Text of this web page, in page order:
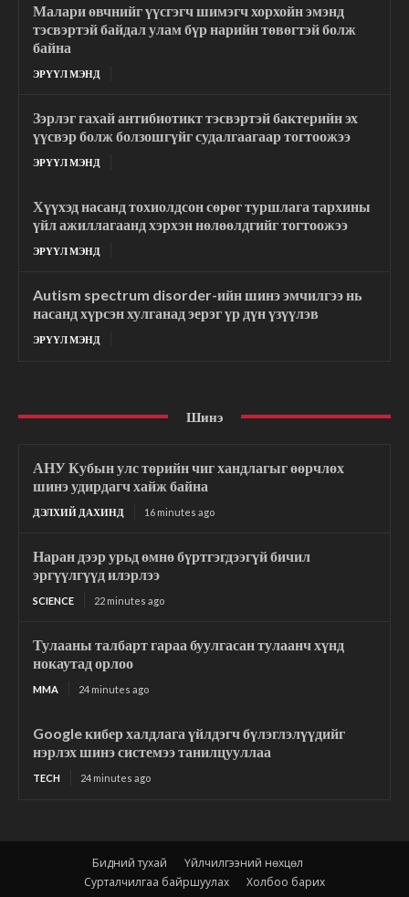
Малари өвчнийг үүсгэгч шимэгч хорхойн эмэнд
тэсвэртэй байдал улам бүр нарийн төвөгтэй болж
байна
ЭРҮҮЛ МЭНД
Зэрлэг гахай антибиотикт тэсвэртэй бактерийн эх
үүсвэр болж болзошгүйг судалгаагаар тогтоожээ
ЭРҮҮЛ МЭНД
Хүүхэд насанд тохиолдсон сөрөг туршлага тархины
үйл ажиллагаанд хэрхэн нөлөөлдгийг тогтоожээ
ЭРҮҮЛ МЭНД
Autism spectrum disorder-ийн шинэ эмчилгээ нь
насанд хүрсэн хулганад эерэг үр дүн үзүүлэв
ЭРҮҮЛ МЭНД
Шинэ
АНУ Кубын улс төрийн чиг хандлагыг өөрчлөх
шинэ удирдагч хайж байна
ДЭЛХИЙ ДАХИНД 16 minutes ago
Наран дээр урьд өмнө бүртгэгдээгүй бичил
эргүүлгүүд илэрлээ
SCIENCE 22 minutes ago
Тулааны талбарт гараа буулгасан тулаанч хүнд
нокаутад орлоо
MMA 24 minutes ago
Google кибер халдлага үйлдэгч бүлэглэлүүдийг
нэрлэх шинэ системээ танилцууллаа
TECH 24 minutes ago
Бидний тухай
Үйлчилгээний нөхцөл
Сурталчилгаа байршуулах
Холбоо барих